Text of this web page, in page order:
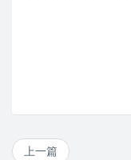
上一篇